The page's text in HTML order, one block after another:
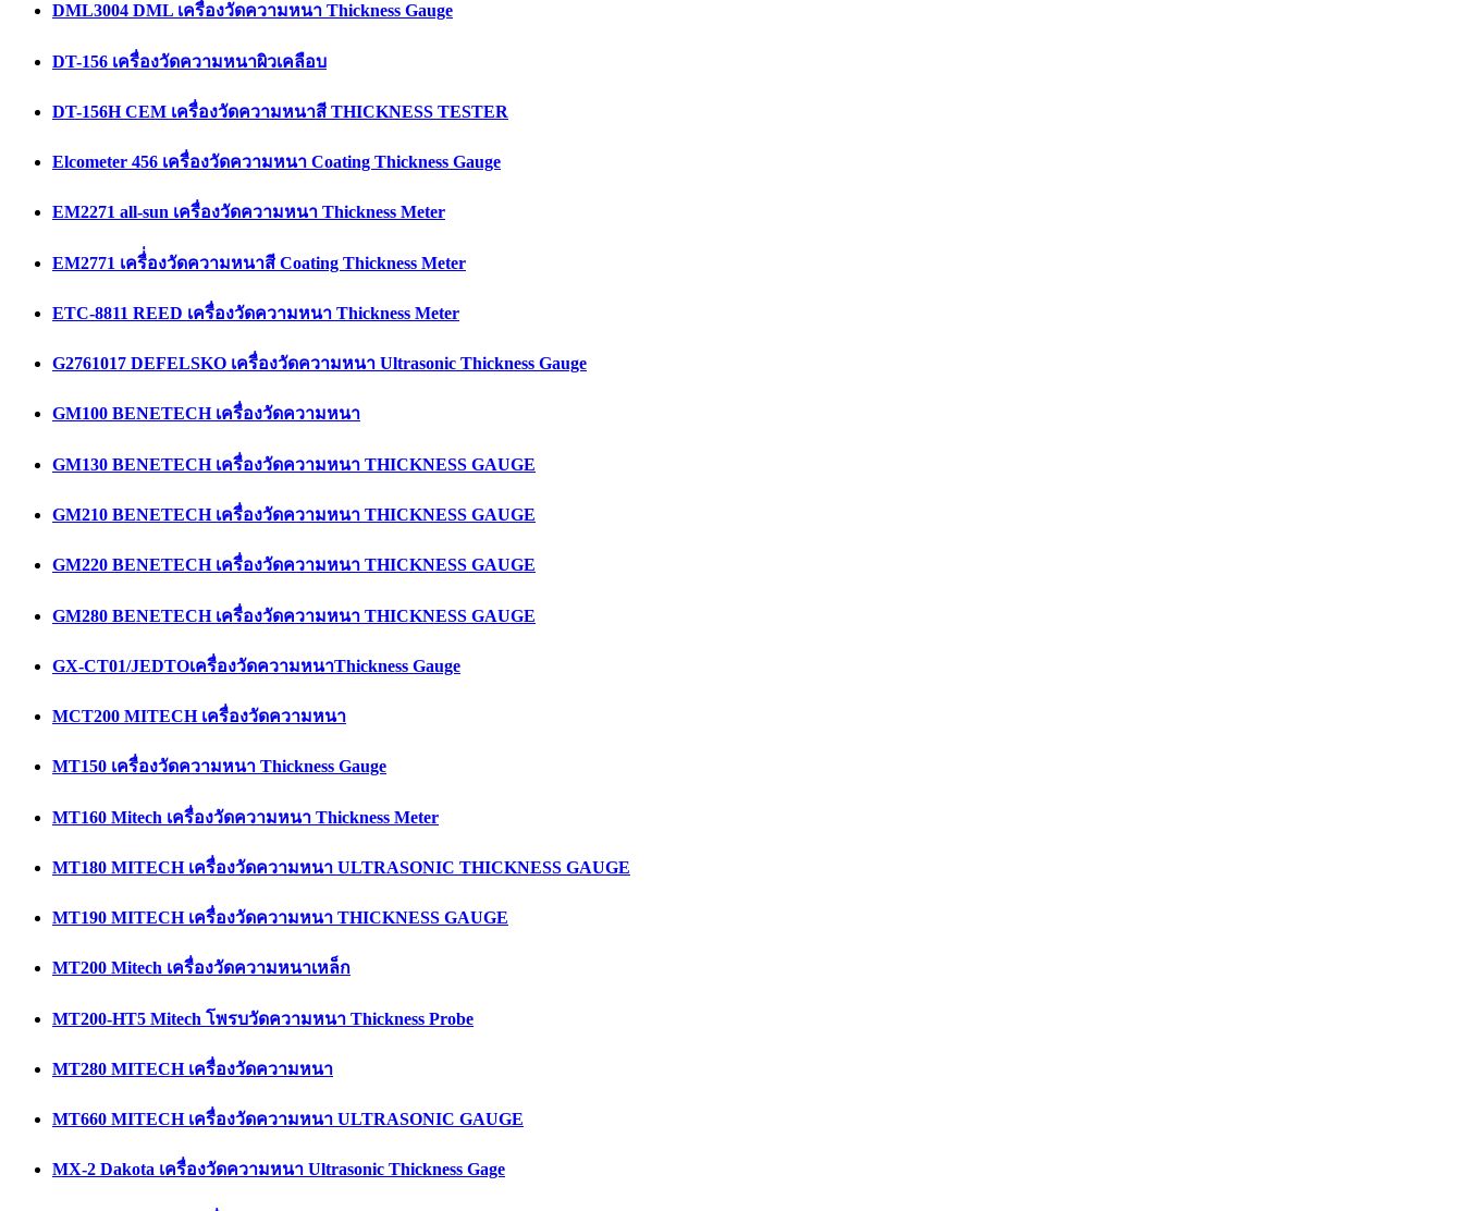
DML3004 DML เครื่องวัดความหนา Thickness Gauge
DT-156 เครื่องวัดความหนาผิวเคลือบ
DT-156H CEM เครื่องวัดความหนาสี THICKNESS TESTER
Elcometer 456 เครื่องวัดความหนา Coating Thickness Gauge
EM2271 all-sun เครื่องวัดความหนา Thickness Meter
EM2771 เครื่่องวัดความหนาสี Coating Thickness Meter
ETC-8811 REED เครื่องวัดความหนา Thickness Meter
G2761017 DEFELSKO เครื่องวัดความหนา Ultrasonic Thickness Gauge
GM100 BENETECH เครื่องวัดความหนา
GM130 BENETECH เครื่องวัดความหนา THICKNESS GAUGE
GM210 BENETECH เครื่องวัดความหนา THICKNESS GAUGE
GM220 BENETECH เครื่องวัดความหนา THICKNESS GAUGE
GM280 BENETECH เครื่องวัดความหนา THICKNESS GAUGE
GX-CT01/JEDTOเครื่องวัดความหนาThickness Gauge
MCT200 MITECH เครื่องวัดความหนา
MT150 เครื่องวัดความหนา Thickness Gauge
MT160 Mitech เครื่องวัดความหนา Thickness Meter
MT180 MITECH เครื่องวัดความหนา ULTRASONIC THICKNESS GAUGE
MT190 MITECH เครื่องวัดความหนา THICKNESS GAUGE
MT200 Mitech เครื่องวัดความหนาเหล็ก
MT200-HT5 Mitech โพรบวัดความหนา Thickness Probe
MT280 MITECH เครื่องวัดความหนา
MT660 MITECH เครื่องวัดความหนา ULTRASONIC GAUGE
MX-2 Dakota เครื่องวัดความหนา Ultrasonic Thickness Gage